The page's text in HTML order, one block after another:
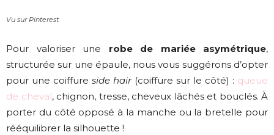
Vu sur Pinterest
Pour valoriser une robe de mariée asymétrique,
structurée sur une épaule, nous vous suggérons d’opter
pour une coiffure side hair(coiffure sur le côté) : queue
de cheval, chignon, tresse, cheveux lâchés et bouclés. À
porter du côté opposé à la manche ou la bretelle pour
rééquilibrer la silhouette !